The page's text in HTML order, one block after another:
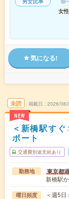
女性
気になる!
未読
NEW
掲載日 2026/08/
＜新橋駅す
ポート
交通費別途支給あり
勤務地 東京都
新橋駅
曜日頻度 ＜週5日